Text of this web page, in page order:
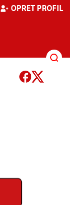
OPRET PROFIL